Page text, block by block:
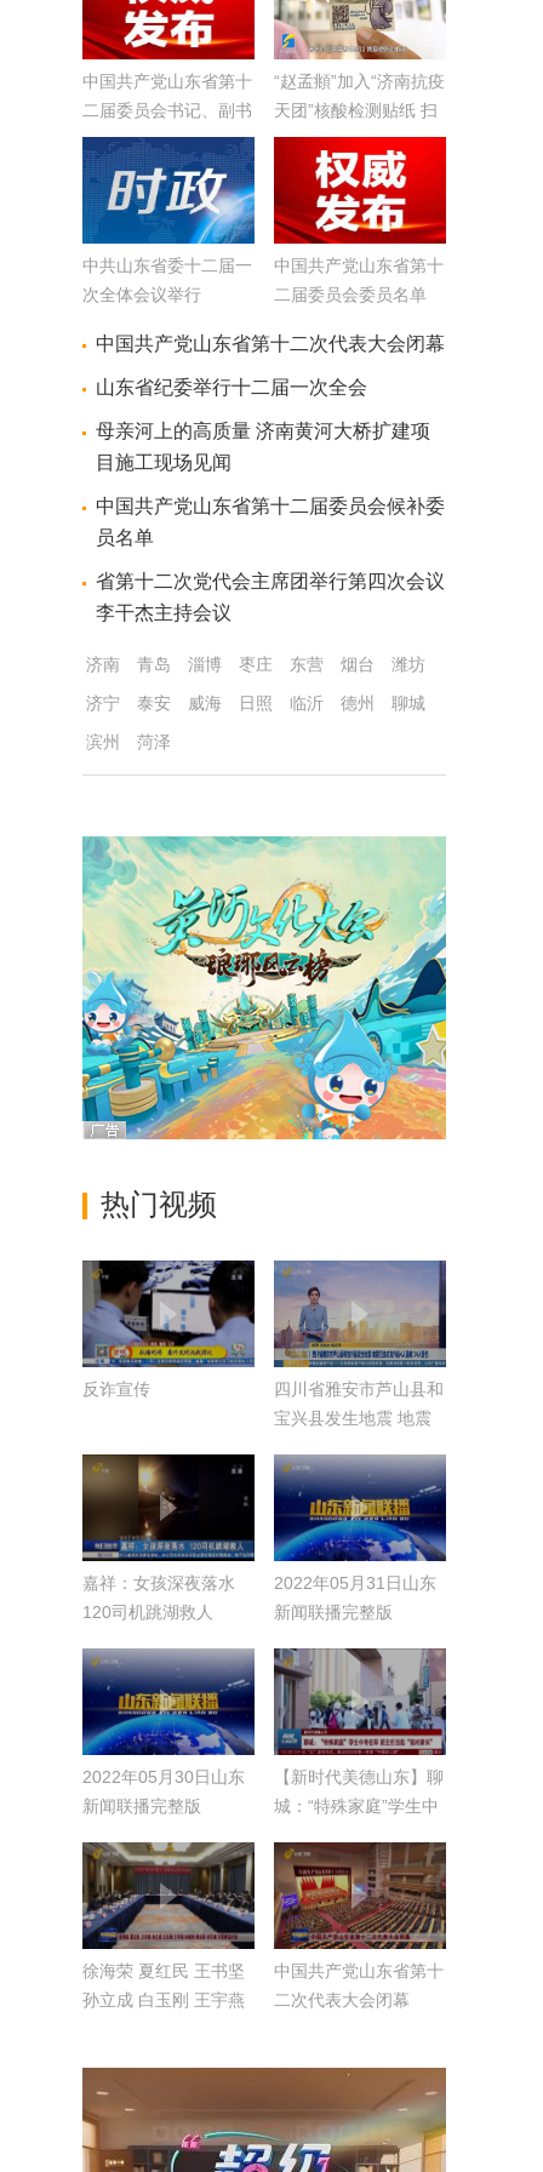
中国共产党山东省第十
二届委员会书记、副书
记、常委简介
“赵孟頫”加入“济南抗疫
天团”核酸检测贴纸 扫
二维码还能“涨知识”
中共山东省委十二届一
次全体会议举行
中国共产党山东省第十
二届委员会委员名单
中国共产党山东省第十二次代表大会闭幕
山东省纪委举行十二届一次全会
母亲河上的高质量 济南黄河大桥扩建项
目施工现场见闻
中国共产党山东省第十二届委员会候补委
员名单
省第十二次党代会主席团举行第四次会议
李干杰主持会议
济南 青岛 淄博 枣庄 东营 烟台
潍坊
济宁
泰安 威海 日照 临沂 德州
聊城
滨州
菏泽
热门视频
反诈宣传
四川省雅安市芦山县和
宝兴县发生地震 地震
14人受伤
嘉祥：女孩深夜落水
120司机跳湖救人
2022年05月31日山东
新闻联播完整版
2022年05月30日山东
新闻联播完整版
【新时代美德山东】聊
城：“特殊家庭”学生中
时家长”
徐海荣 夏红民 王书坚
孙立成 白玉刚 王宇燕
中国共产党山东省第十
二次代表大会闭幕